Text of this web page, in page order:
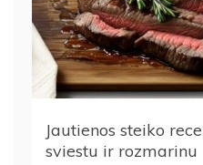
Jautienos steiko
sviestu ir rozmarinu